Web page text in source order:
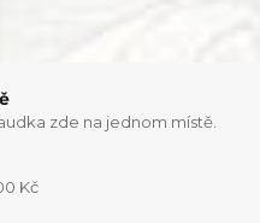
zde na jednom místě.
Kč